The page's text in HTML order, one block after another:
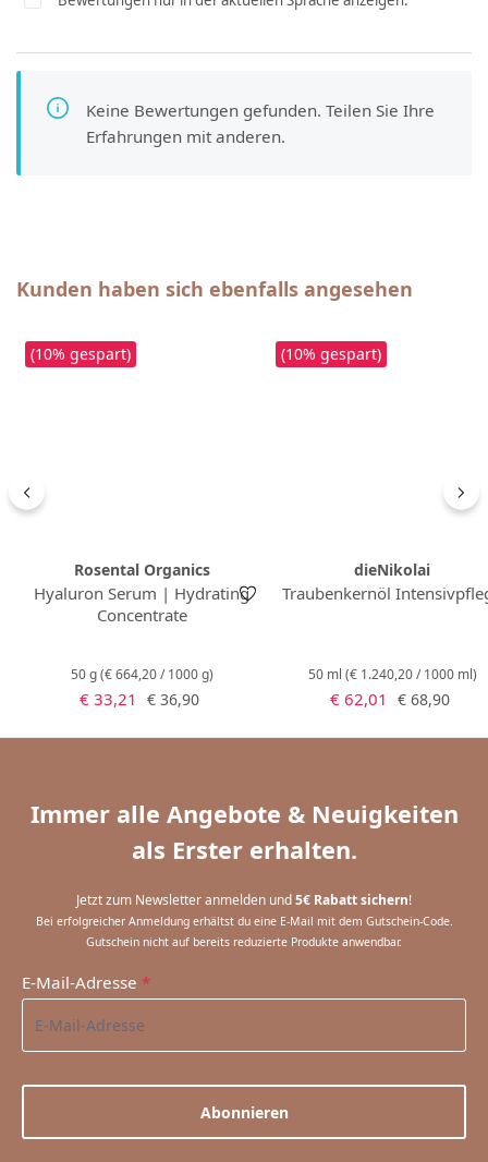
Keine Bewertungen gefunden. Teilen Sie Ihre
Erfahrungen mit anderen.
Produktgalerie überspringen
Kunden haben sich ebenfalls angesehen
(10% gespart)
Rosental Organics
Hyaluron Serum | Hydrating
Concentrate
50 g(€ 664,20 / 1000 g)
Verkaufspreis:
€ 33,21 Regulärer Preis:
€ 36,90
(10% gespart)
dieNikolai
Traubenkernöl
50 ml (€ 1.240,20 / 1000 ml)
Verkaufspreis:
€ 62,01 Regulärer
€ 68,90
Immer alle Angebote & Neuigkeiten
als Erster erhalten.
Jetzt zum Newsletter anmelden und5€ Rabatt sichern!
Bei erfolgreicher Anmeldung erhältst du eine E-Mail mit dem Gutschein-Code.
Gutschein nicht auf bereits reduzierte Produkte anwendbar.
E-Mail-Adresse *
Abonnieren